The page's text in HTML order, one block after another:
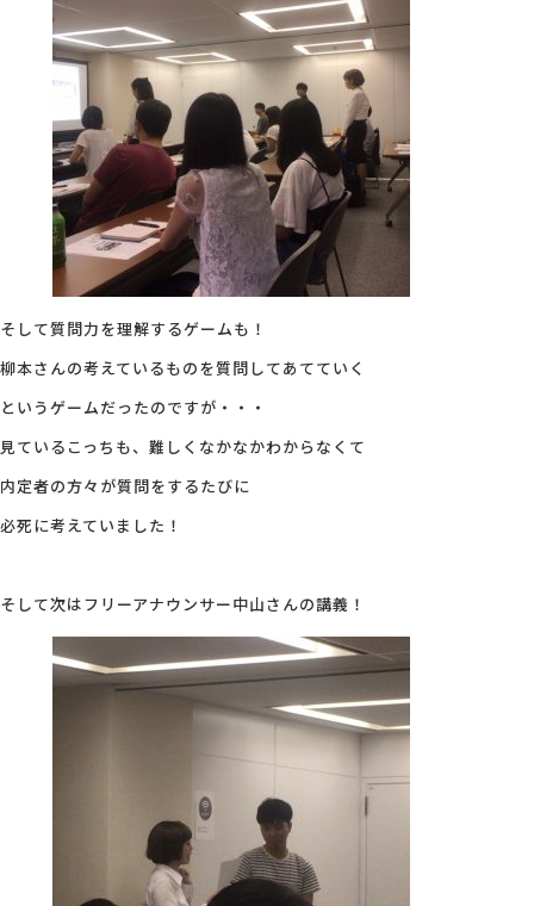
そして質問力を理解するゲームも！
柳本さんの考えているものを質問してあてていく
というゲームだったのですが・・・
見ているこっちも、難しくなかなかわからなくて
内定者の方々が質問をするたびに
必死に考えていました！
そして次はフリーアナウンサー中山さんの講義！